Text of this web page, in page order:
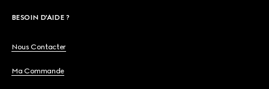
BESOIN D'AIDE ?
Nous Contacter
Ma Commande